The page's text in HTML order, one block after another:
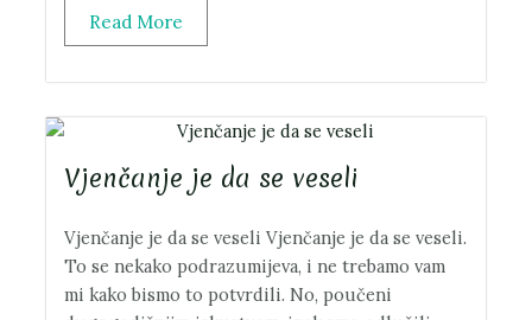
Read More
Vjenčanje je da se veseli
Vjenčanje je da se veseli Vjenčanje je da se veseli.
To se nekako podrazumijeva, i ne trebamo vam
mi kako bismo to potvrdili. No, poučeni